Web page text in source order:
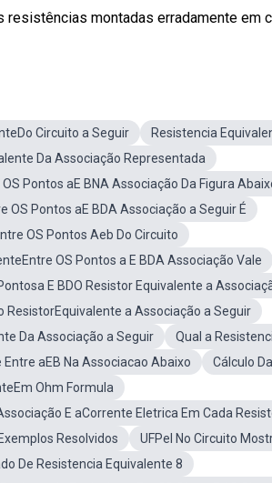
montadas erradamente em
Circuito a Seguir
Resistencia
Da Associação Representada
Pontos aE BNA Associação Da Figura
OS Pontos aE BDA Associação a Seguir É
OS Pontos Aeb Do Circuito
OS Pontos a E BDA Associação Vale
E BDO Resistor Equivalente a
ResistorEquivalente a Associação a Seguir
Da Associação a Seguir
Qual a
aEB Na Associacao Abaixo
Cálculo
Ohm Formula
E aCorrente Eletrica Em Cada
Resolvidos
UFPel No Circuito
De Resistencia Equivalente 8